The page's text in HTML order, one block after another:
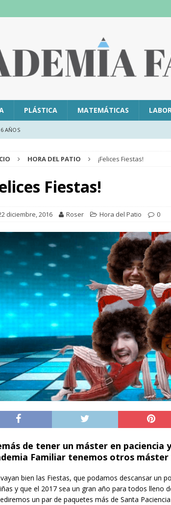
PLÁSTICA MATEMÁTICAS
AÑOS
HORA DEL PATIO ¡Felices Fiestas!
Fiestas!
diciembre, 2016 Roser Hora del Patio 0
de tener un máster en paciencia
Familiar tenemos otros máster
bien las Fiestas, que podamos descansar un
y que el 2017 sea un gran año para todos lleno
un par de paquetes más de Santa